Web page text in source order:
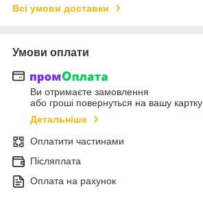
Всі умови доставки
Умови оплати
Ви отримаєте замовлення
або гроші повернуться на вашу картку
Детальніше
Оплатити частинами
Післяплата
Оплата на рахунок